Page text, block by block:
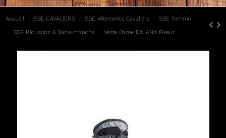
Accueil SSE CAVALIERS SSE Vêtements Cavaliers SSE Femme
SSE Blousons & Sans-manche Veste Dame DAJANA Pikeur